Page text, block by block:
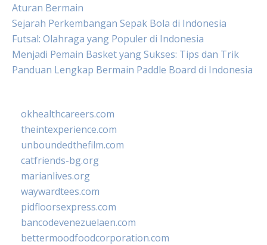
Aturan Bermain
Sejarah Perkembangan Sepak Bola di Indonesia
Futsal: Olahraga yang Populer di Indonesia
Menjadi Pemain Basket yang Sukses: Tips dan Trik
Panduan Lengkap Bermain Paddle Board di Indonesia
okhealthcareers.com
theintexperience.com
unboundedthefilm.com
catfriends-bg.org
marianlives.org
waywardtees.com
pidfloorsexpress.com
bancodevenezuelaen.com
bettermoodfoodcorporation.com